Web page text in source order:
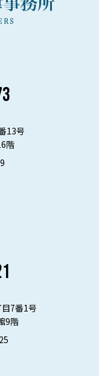
13号
階
7番1号
9階